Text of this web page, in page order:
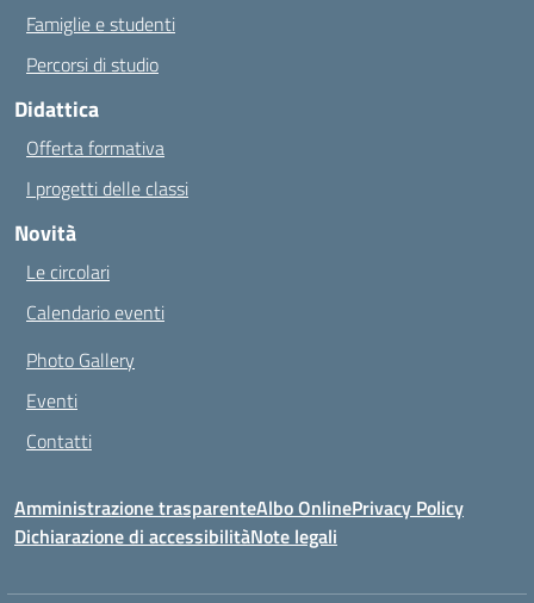
Famiglie e studenti
Percorsi di studio
Didattica
Offerta formativa
I progetti delle classi
Novità
Le circolari
Calendario eventi
Photo Gallery
Eventi
Contatti
Amministrazione trasparenteAlbo OnlinePrivacy Policy
Dichiarazione di accessibilitàNote legali